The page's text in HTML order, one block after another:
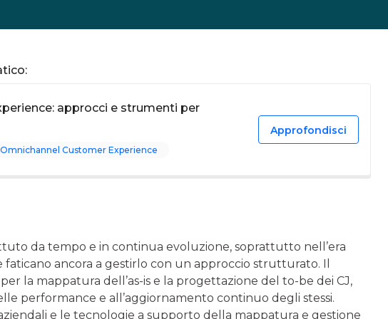
approcci e strumenti per
Omnichannel Customer Experience
Approfondisci
da tempo e in continua evoluzione, soprattutto nell’era
ancora a gestirlo con un approccio strutturato. Il
la mappatura dell’as-is e la progettazione del to-be dei CJ,
performance e all’aggiornamento continuo degli stessi.
e le tecnologie a supporto della mappatura e gestione